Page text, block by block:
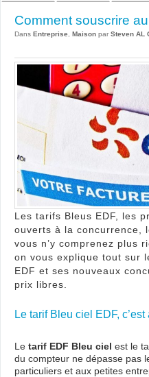
Comment souscrire
Dans Entreprise Maison par Steven AL
Les tarifs Bleus EDF, les
ouverts à la concurrence,
vous n’y comprenez plus
on vous explique tout sur
EDF et ses nouveaux
prix libres.
Le tarif Bleu ciel EDF,
Le tarif EDF Bleu ciel est le
du compteur ne dépasse pas
particuliers et aux petites